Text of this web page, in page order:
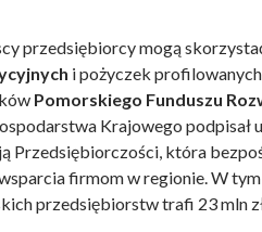
przedsiębiorcy mogą
i pożyczek
Pomorskiego Funduszu
Krajowego podpisał
Przedsiębiorczości, która
firmom w regionie. W
przedsiębiorstw trafi 23 mln